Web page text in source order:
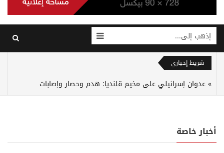
إذهب إلى...
شريط إخباري
عدوان إسرائيلي على مخيم قلنديا: هدم وحصار وإصابات
أخبار خاصة